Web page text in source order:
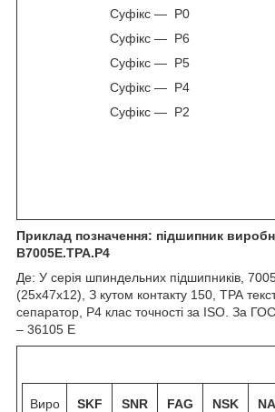
Суфікс — P0
Суфікс — P6
Суфікс — P5
Суфікс — P4
Суфікс — P2
Приклад позначення: підшипник
B7005Е.TPA.P4
Де: У серія шпиндельних підшипників,
(25х47х12), З кутом контакту 150 , ТРА
сепаратор, Р4 клас точності за ISO. За
– 36105 Е
Виро
SKF SNR FAG NSK